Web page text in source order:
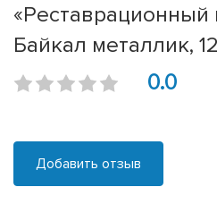
Байкал металлик,
0.0
Добавить отзыв